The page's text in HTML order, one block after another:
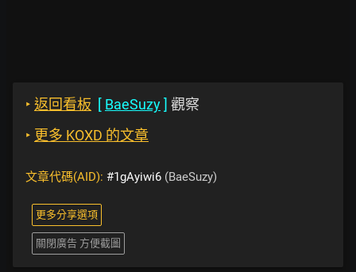
‣ 返回看板 [ BaeSuzy] 觀察
‣ 更多 KOXD 的文章
文章代碼(AID): #1gAyiwi6 (BaeSuzy)
更多分享選項
關閉廣告 方便截圖